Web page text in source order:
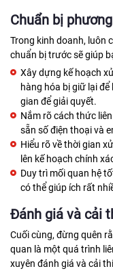
Chuẩn bị
Trong kinh doanh, luôn
chuẩn bị trước sẽ giúp
Xây dựng kế hoạch
hàng hóa bị giữ lại
gian để giải quyết.
Nắm rõ cách thức
sẵn số điện thoại và
Hiểu rõ về thời gian
lên kế hoạch chính
Duy trì mối quan hệ
có thể giúp ích rất
Đánh giá và cải
Cuối cùng, đừng quên
quan là một quá trình
xuyên đánh giá và cải